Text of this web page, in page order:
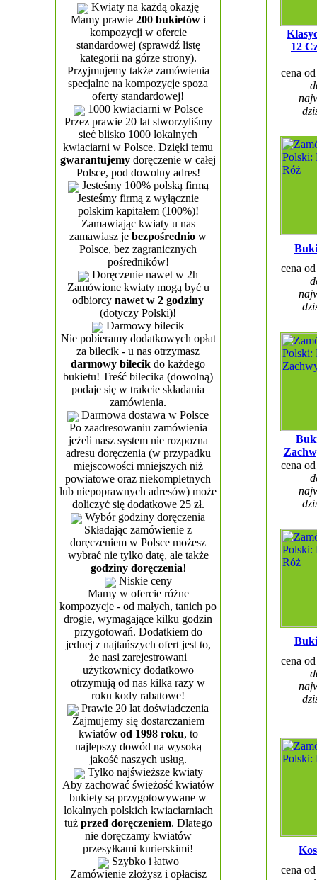
Kwiaty na każdą okazję
Mamy prawie 200 bukietówi
kompozycji w ofercie
standardowej (sprawdź listę
kategorii na górze strony).
Przyjmujemy także zamówienia
specjalne na kompozycje spoza
oferty standardowej!
1000 kwiaciarni w Polsce
Przez prawie 20 lat stworzyliśmy
sieć blisko 1000 lokalnych
kwiaciarni w Polsce. Dzięki temu
gwarantujemy doręczenie w całej
Polsce, pod dowolny adres!
Jesteśmy 100% polską firmą
Jesteśmy firmą z wyłącznie
polskim kapitałem (100%)!
Zamawiając kwiaty u nas
zamawiasz je bezpośrednio w
Polsce, bez zagranicznych
pośredników!
Doręczenie nawet w 2h
Zamówione kwiaty mogą być u
odbiorcy nawet w 2 godziny
(dotyczy Polski)!
Darmowy bilecik
Nie pobieramy dodatkowych opłat
za bilecik - u nas otrzymasz
darmowy bilecik do każdego
bukietu! Treść bilecika (dowolną)
podaje się w trakcie składania
zamówienia.
Darmowa dostawa w Polsce
Po zaadresowaniu zamówienia
jeżeli nasz system nie rozpozna
adresu doręczenia (w przypadku
miejscowości mniejszych niż
powiatowe oraz niekompletnych
lub niepoprawnych adresów) może
doliczyć się dodatkowe 25 zł.
Wybór godziny doręczenia
Składając zamówienie z
doręczeniem w Polsce możesz
wybrać nie tylko datę, ale także
godziny doręczenia!
Niskie ceny
Mamy w ofercie różne
kompozycje - od małych, tanich po
drogie, wymagające kilku godzin
przygotowań. Dodatkiem do
jednej z najtańszych ofert jest to,
że nasi zarejestrowani
użytkownicy dodatkowo
otrzymują od nas kilka razy w
roku kody rabatowe!
Prawie 20 lat doświadczenia
Zajmujemy się dostarczaniem
kwiatów od 1998 roku, to
najlepszy dowód na wysoką
jakość naszych usług.
Tylko najświeższe kwiaty
Aby zachować świeżość kwiatów
bukiety są przygotowywane w
lokalnych polskich kwiaciarniach
tuż przed doręczeniem. Dlatego
nie doręczamy kwiatów
przesyłkami kurierskimi!
Szybko i łatwo
Zamówienie złożysz i opłacisz
12
cena
cena
cena
cena
cena